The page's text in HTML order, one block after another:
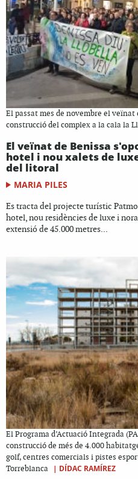
El passat mes de novembre el
construcció del complex a la cala la
El veïnat de Benissa
hotel i nou xalets de
del litoral
MARIA PILES
Es tracta del projecte turístic
hotel, nou residències de luxe i
extensió de 45.000 metres...
El Programa d’Actuació Integrada
construcció de més de 4.000
golf, centres comercials i pistes
Torreblanca
| DÍDAC RAMÍREZ